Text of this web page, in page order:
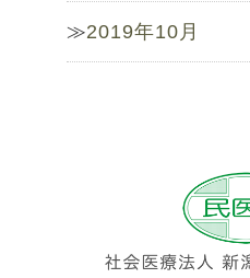
2019年10月